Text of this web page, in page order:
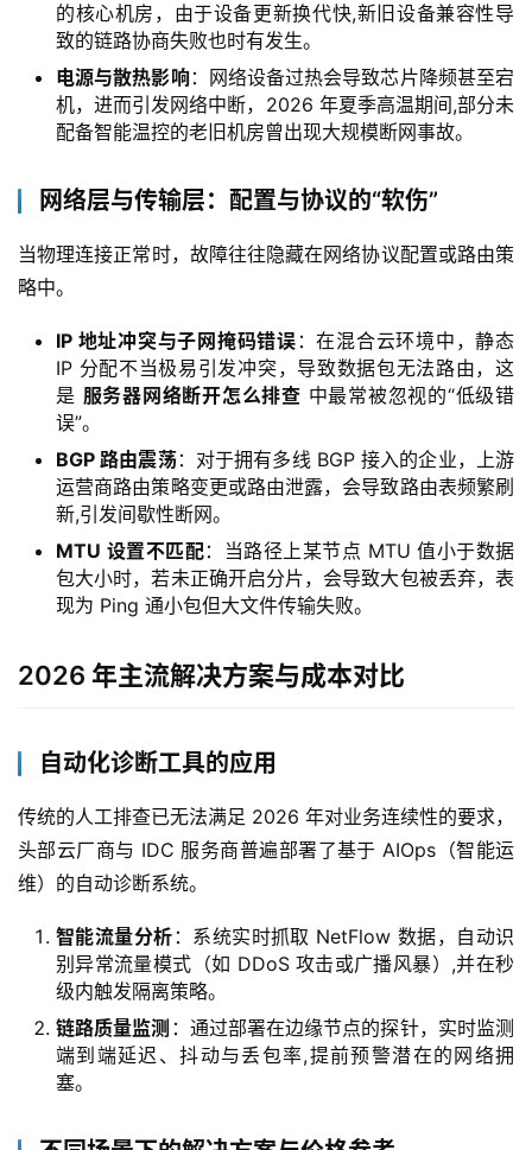
的核心机房，由于设备更新换代快,新旧设备兼容性导
致的链路协商失败也时有发生。
电源与散热影响：网络设备过热会导致芯片降频甚至宕
机，进而引发网络中断，2026 年夏季高温期间,部分未
配备智能温控的老旧机房曾出现大规模断网事故。
网络层与传输层：配置与协议的“软伤”
当物理连接正常时，故障往往隐藏在网络协议配置或路由策
略中。
IP 地址冲突与子网掩码错误 ：在混合云环境中，静态
IP 分配不当极易引发冲突，导致数据包无法路由，这
是 服务器网络断开怎么排查 中最常被忽视的“低级错
误”。
BGP 路由震荡：对于拥有多线 BGP 接入的企业，上游
运营商路由策略变更或路由泄露，会导致路由表频繁刷
新,引发间歇性断网。
MTU 设置不匹配：当路径上某节点 MTU 值小于数据
包大小时，若未正确开启分片，会导致大包被丢弃，表
现为 Ping 通小包但大文件传输失败。
2026 年主流解决方案与成本对比
自动化诊断工具的应用
传统的人工排查已无法满足 2026 年对业务连续性的要求，
头部云厂商与 IDC 服务商普遍部署了基于 AIOps（智能运
维）的自动诊断系统。
智能流量分析 ：系统实时抓取 NetFlow 数据，自动识
别异常流量模式（如 DDoS 攻击或广播风暴）,并在秒
级内触发隔离策略。
链路质量监测 ：通过部署在边缘节点的探针，实时监测
端到端延迟、抖动与丢包率,提前预警潜在的网络拥
塞。